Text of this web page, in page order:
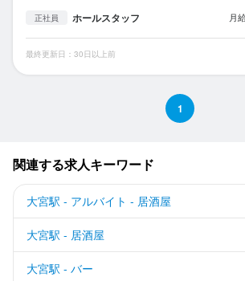
正社員 ホールスタッフ 月
最終更新日：30日以上前
1
関連する求人キーワード
大宮駅 - アルバイト - 居酒屋
大宮駅 - 居酒屋
大宮駅 - バー